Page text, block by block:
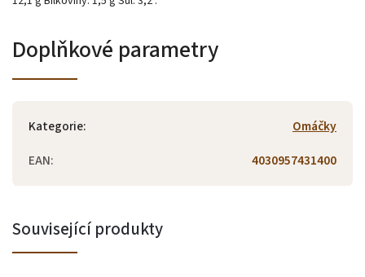
Doplňkové parametry
Kategorie:
Omáčky
EAN: 4030957431400
Související produkty